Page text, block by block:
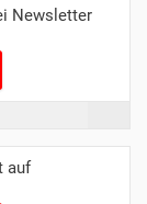
Newsletter
auf